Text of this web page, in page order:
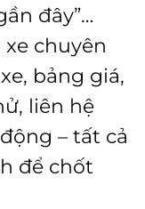
đây”…
chuyên
bảng giá,
liên hệ
– tất cả
để chốt